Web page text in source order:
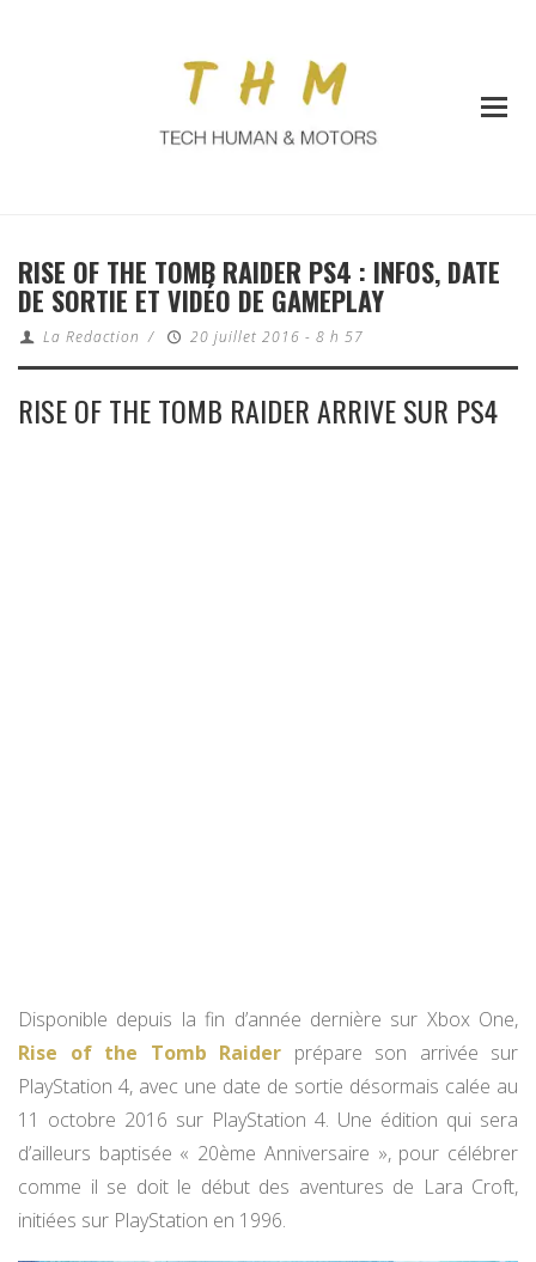
RISE OF THE TOMB RAIDER PS4 : INFOS, DATE
DE SORTIE ET VIDÉO DE GAMEPLAY
La Redaction / 20 juillet 2016 - 8 h 57
RISE OF THE TOMB RAIDER ARRIVE SUR PS4
Disponible depuis la fin d’année dernière sur Xbox One,
Rise of the Tomb Raider prépare son arrivée sur
PlayStation 4, avec une date de sortie désormais calée au
11 octobre 2016 sur PlayStation 4. Une édition qui sera
d’ailleurs baptisée « 20ème Anniversaire », pour célébrer
comme il se doit le début des aventures de Lara Croft,
initiées sur PlayStation en 1996.